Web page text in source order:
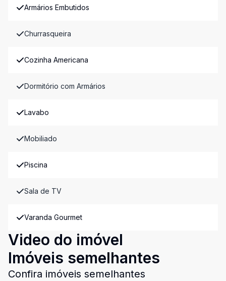
Armários Embutidos
Churrasqueira
Cozinha Americana
Dormitório com Armários
Lavabo
Mobiliado
Piscina
Sala de TV
Varanda Gourmet
Video do imóvel
Imóveis semelhantes
Confira imóveis semelhantes